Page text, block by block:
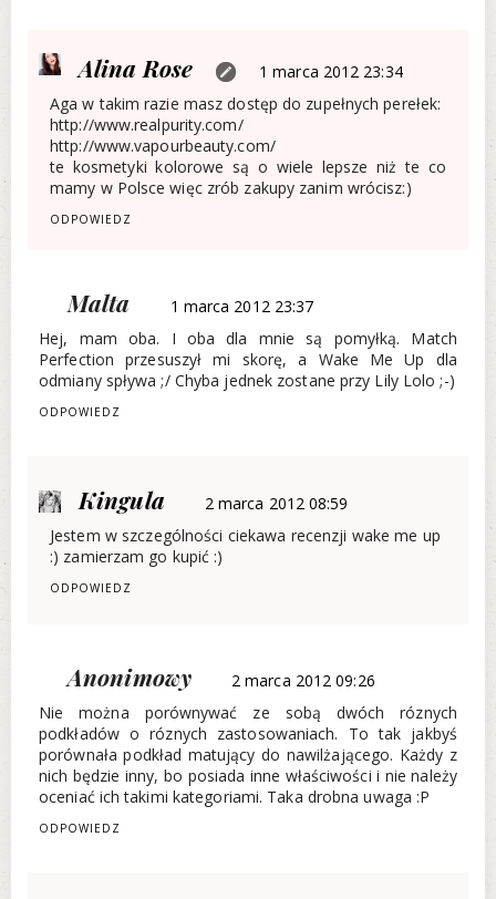
Alina Rose
1 marca 2012 23:34
Aga w takim razie masz dostęp do zupełnych perełek:
http://www.realpurity.com/
http://www.vapourbeauty.com/
te kosmetyki kolorowe są o wiele lepsze niż te co
mamy w Polsce więc zrób zakupy zanim wrócisz:)
ODPOWIEDZ
Malta
1 marca 2012 23:37
Hej, mam oba. I oba dla mnie są pomyłką. Match
Perfection przesuszył mi skorę, a Wake Me Up dla
odmiany spływa ;/ Chyba jednek zostane przy Lily Lolo ;-)
ODPOWIEDZ
Kingula
2 marca 2012 08:59
Jestem w szczególności ciekawa recenzji wake me up
:) zamierzam go kupić :)
ODPOWIEDZ
Anonimowy
2 marca 2012 09:26
Nie można porównywać ze sobą dwóch róznych
podkładów o róznych zastosowaniach. To tak jakbyś
porównała podkład matujący do nawilżającego. Każdy z
nich będzie inny, bo posiada inne właściwości i nie należy
oceniać ich takimi kategoriami. Taka drobna uwaga :P
ODPOWIEDZ